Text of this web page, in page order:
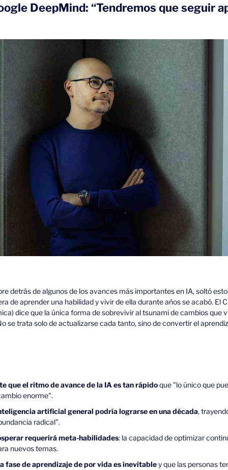
DeepMind: “Tendremos que seguir
detrás de algunos de los avances más importantes en IA, soltó
de aprender una habilidad y vivir de ella durante años se acabó. El
dice que la única forma de sobrevivir al tsunami de cambios que
se trata solo de actualizarse cada tanto, sino de convertir el
que el ritmo de avance de la IA es tan rápido que "lo único que
enorme".
artificial general podría lograrse en una década,
radical".
requerirá meta-habilidades: la capacidad de optimizar
nuevos temas.
fase de aprendizaje de por vida es inevitable y que las personas